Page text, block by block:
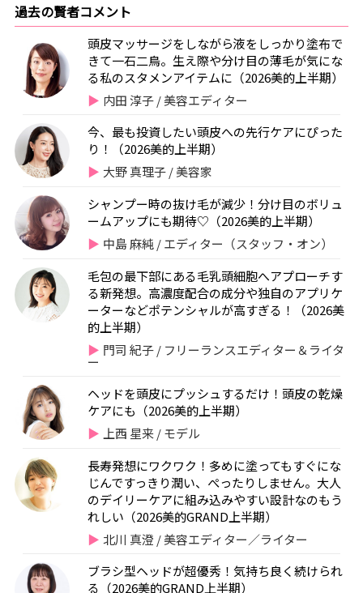
過去の賢者コメント
頭皮マッサージをしながら液をしっかり塗布で
きて一石二鳥。生え際や分け目の薄毛が気にな
る私のスタメンアイテムに（2026美的上半期）
内田 淳子 / 美容エディター
今、最も投資したい頭皮への先行ケアにぴった
り！（2026美的上半期）
大野 真理子 / 美容家
シャンプー時の抜け毛が減少！分け目のボリュ
ームアップにも期待♡（2026美的上半期）
中島 麻純 / エディター（スタッフ・オン）
毛包の最下部にある毛乳頭細胞へアプローチす
る新発想。高濃度配合の成分や独自のアプリケ
ーターなどポテンシャルが高すぎる！（2026美
的上半期）
門司 紀子 / フリーランスエディター＆ライタ
ー
ヘッドを頭皮にプッシュするだけ！頭皮の乾燥
ケアにも（2026美的上半期）
上西 星来 / モデル
長寿発想にワクワク！多めに塗ってもすぐにな
じんですっきり潤い、ぺったりしません。大人
のデイリーケアに組み込みやすい設計なのもう
れしい（2026美的GRAND上半期）
北川 真澄 / 美容エディター／ライター
ブラシ型ヘッドが超優秀！気持ち良く続けられ
る（2026美的GRAND上半期）